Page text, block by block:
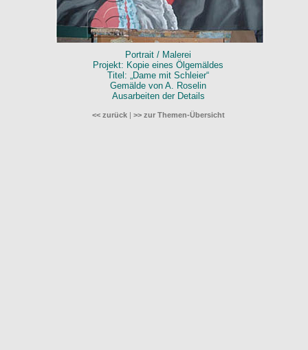
Portrait / Malerei
Projekt: Kopie eines Ölgemäldes
Titel: „Dame mit Schleier“
Gemälde von A. Roselin
Ausarbeiten der Details
<< zurück| >> zur Themen-Übersicht